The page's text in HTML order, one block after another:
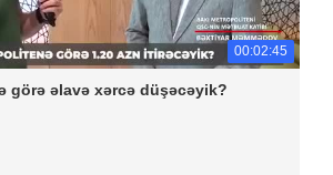
00:02:45
görə əlavə xərcə düşəcəyik?